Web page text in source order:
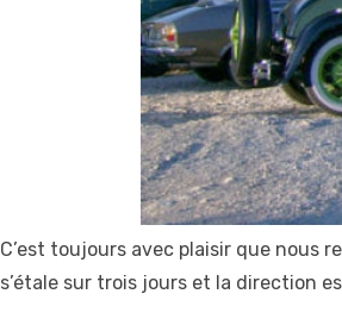
C’est toujours avec plaisir que nous
s’étale sur trois jours et la direction